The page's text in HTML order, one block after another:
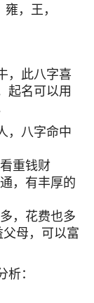
，王，
，此八字喜
起名可以用
，八字命中
重钱财
，有丰厚的
，花费也多
父母，可以富
：